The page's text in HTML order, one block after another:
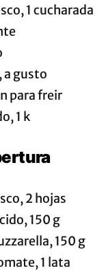
1 cucharada
a gusto
para freir
1 k
2 hojas
150 g
150 g
1 lata